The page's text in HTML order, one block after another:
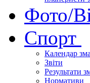
Фото/
Спорт
Календар
Звіти
Результати
Нормативи